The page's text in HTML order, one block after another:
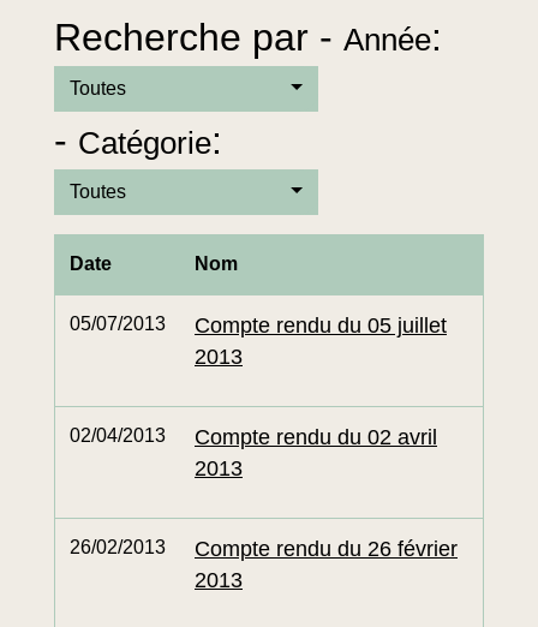
Recherche par - Année:
Toutes
- Catégorie:
Toutes
Date Nom
05/07/2013
Compte rendu du 05 juillet
2013
02/04/2013
Compte rendu du 02 avril
2013
26/02/2013
Compte rendu du 26 février
2013